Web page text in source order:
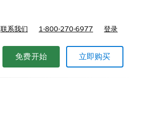
联系我们 1-800-270-6977 登录
免费开始 立即购买